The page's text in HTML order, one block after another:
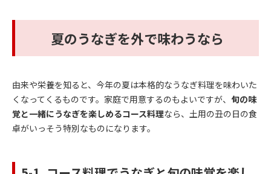
夏のうなぎを外で味わうなら
由来や栄養を知ると、今年の夏は本格的なうなぎ料理を味わいた
くなってくるものです。家庭で用意するのもよいですが、 旬の味
覚と一緒にうなぎを楽しめるコース料理なら、土用の丑の日の食
卓がいっそう特別なものになります。